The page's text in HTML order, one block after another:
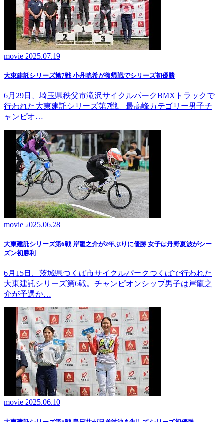
movie 2025.07.19
大東建託シリーズ第7戦 ⼩丹晄希が復帰戦でシリーズ初優勝
6月29日、埼玉県秩父市滝沢サイクルパークBMXトラックで
行われた大東建託シリーズ第7戦。最高峰カテゴリー男子チ
ャンピオ…
movie 2025.06.28
大東建託シリーズ第6戦 岸龍之介が2年ぶりに優勝 女子は丹野夏波がシー
ズン初勝利
6月15日、茨城県つくば市サイクルパークつくばで行われた
大東建託シリーズ第6戦。チャンピオンシップ男子は岸龍之
介が予選か…
movie 2025.06.10